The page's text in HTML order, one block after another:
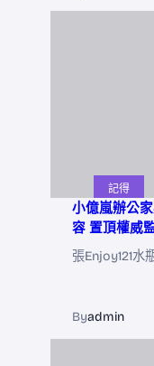
記得
小億嵐辦公
容 置頂權威
張Enjoy121水
Byadmin